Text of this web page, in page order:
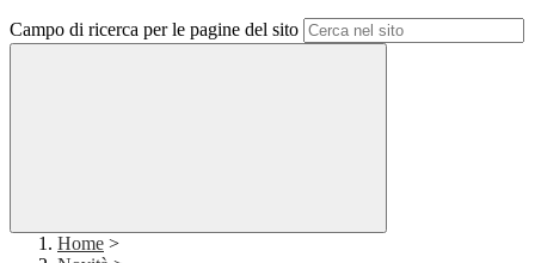
Campo di ricerca per le pagine del sito
Home >